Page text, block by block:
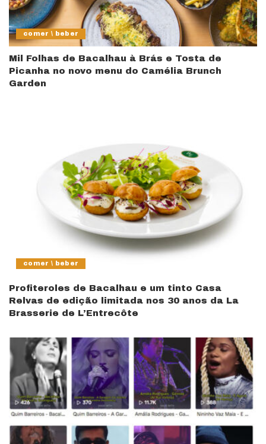
comer \ beber
Mil Folhas de Bacalhau à Brás e Tosta de
Picanha no novo menu do Camélia Brunch
Garden
comer \ beber
Profiteroles de Bacalhau e um tinto Casa
Relvas de edição limitada nos 30 anos da La
Brasserie de L’Entrecôte